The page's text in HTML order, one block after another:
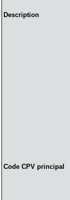
Description
Code CPV principal